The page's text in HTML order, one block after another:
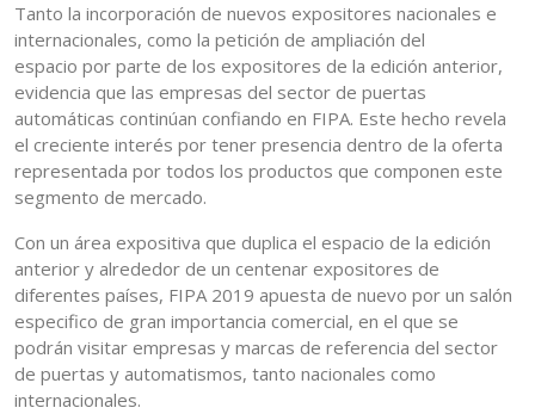
Tanto la incorporación de nuevos expositores nacionales e
internacionales, como la petición de ampliación del
espacio por parte de los expositores de la edición anterior,
evidencia que las empresas del sector de puertas
automáticas continúan confiando en FIPA. Este hecho revela
el creciente interés por tener presencia dentro de la oferta
representada por todos los productos que componen este
segmento de mercado.
Con un área expositiva que duplica el espacio de la edición
anterior y alrededor de un centenar expositores de
diferentes países, FIPA 2019 apuesta de nuevo por un salón
especifico de gran importancia comercial, en el que se
podrán visitar empresas y marcas de referencia del sector
de puertas y automatismos, tanto nacionales como
internacionales.